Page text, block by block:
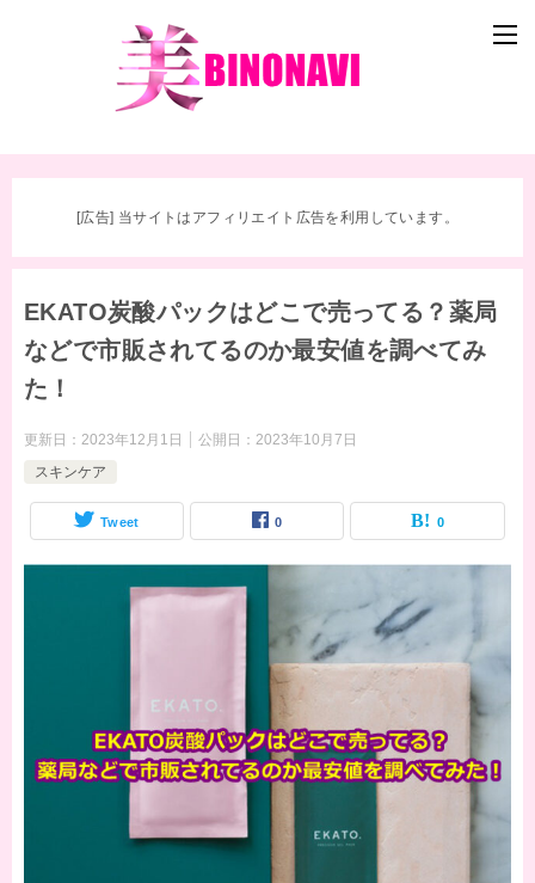
[広告] 当サイトはアフィリエイト広告を利用しています。
EKATO炭酸パックはどこで売ってる？薬局
などで市販されてるのか最安値を調べてみ
た！
更新日： 2023年12月1日 公開日： 2023年10月7日
スキンケア
Tweet 0 0